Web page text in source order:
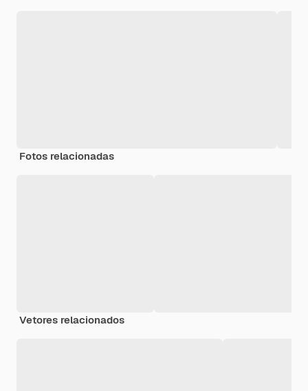
Fotos relacionadas
Vetores relacionados